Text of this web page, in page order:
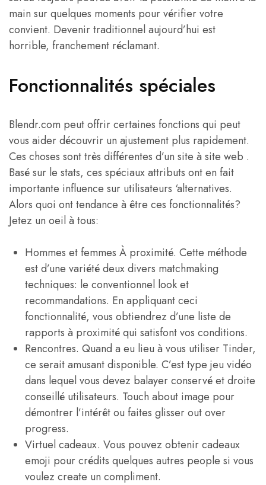
main sur quelques moments pour vérifier votre
convient. Devenir traditionnel aujourd’hui est
horrible, franchement réclamant.
Fonctionnalités spéciales
Blendr.com peut offrir certaines fonctions qui peut
vous aider découvrir un ajustement plus rapidement.
Ces choses sont très différentes d’un site à site web .
Basé sur le stats, ces spéciaux attributs ont en fait
importante influence sur utilisateurs ‘alternatives.
Alors quoi ont tendance à être ces fonctionnalités?
Jetez un oeil à tous:
Hommes et femmes À proximité. Cette méthode
est d’une variété deux divers matchmaking
techniques: le conventionnel look et
recommandations. En appliquant ceci
fonctionnalité, vous obtiendrez d’une liste de
rapports à proximité qui satisfont vos conditions.
Rencontres. Quand a eu lieu à vous utiliser Tinder,
ce serait amusant disponible. C’est type jeu vidéo
dans lequel vous devez balayer conservé et droite
conseillé utilisateurs. Touch about image pour
démontrer l’intérêt ou faites glisser out over
progress.
Virtuel cadeaux. Vous pouvez obtenir cadeaux
emoji pour crédits quelques autres people si vous
voulez create un compliment.